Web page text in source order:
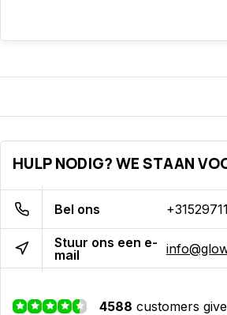
HULP NODIG? WE STAAN
Bel ons
Stuur ons een e-
mail
4588 customers